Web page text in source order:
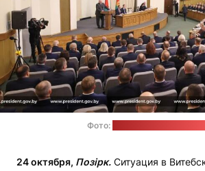
Фото:
24 октября, Позірк. Ситуация в